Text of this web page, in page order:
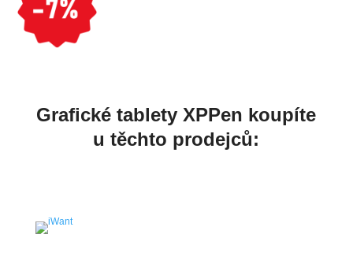
Grafické tablety XPPen koupíte
u těchto prodejců: